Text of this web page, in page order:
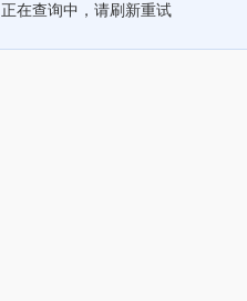
正在查询中，请刷新重试